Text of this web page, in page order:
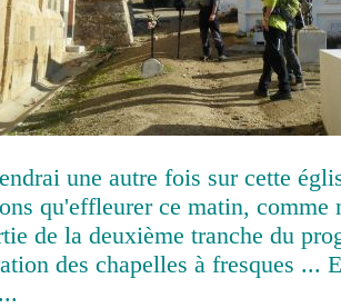
une autre fois sur cette
qu'effleurer ce matin, comme
de la deuxième tranche du
des chapelles à fresques ...